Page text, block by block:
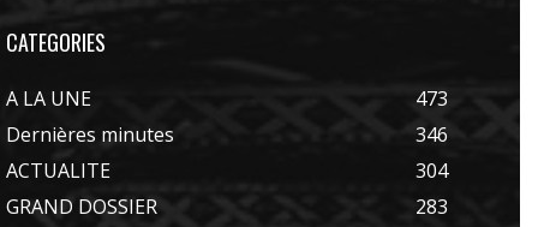
CATEGORIES
A LA UNE
473
Dernières minutes
346
ACTUALITE
304
GRAND DOSSIER
283